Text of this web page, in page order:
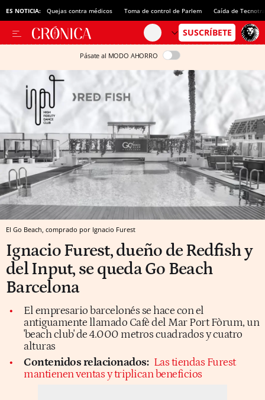
ES NOTICIA: Quejas contra médicos Toma de control de Parlem Caída de
Pásate al MODO AHORRO
El Go Beach, comprado por Ignacio Furest
Ignacio Furest, dueño de Redfish y
del Input, se queda Go Beach
Barcelona
El empresario barcelonés se hace con el
antiguamente llamado Cafè del Mar Port Fòrum, un
'beach club' de 4.000 metros cuadrados y cuatro
alturas
Contenidos relacionados: Las tiendas Furest
mantienen ventas y triplican beneficios